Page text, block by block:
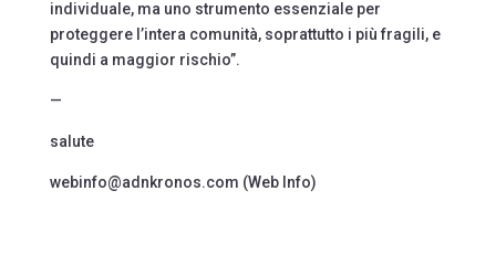
individuale, ma uno strumento essenziale per
proteggere l’intera comunità, soprattutto i più fragili, e
quindi a maggior rischio”.
—
salute
webinfo@adnkronos.com (Web Info)